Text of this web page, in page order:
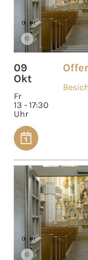
©
09
Okt
Fr
13 - 17:30
Uhr
©